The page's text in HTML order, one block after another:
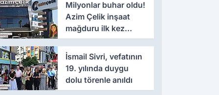
Milyonlar buhar oldu!
Azim Çelik inşaat
mağduru ilk kez
konuştu
İsmail Sivri, vefatının
19. yılında duygu
dolu törenle anıldı